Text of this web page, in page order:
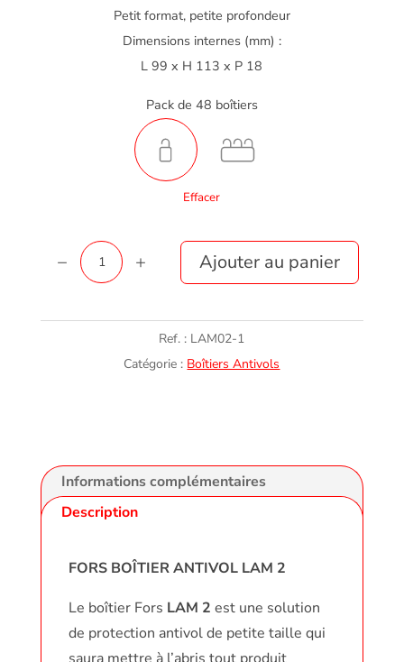
Petit format, petite profondeur
Dimensions internes (mm) :
L 99 x H 113 x P 18
Pack de 48 boîtiers
Effacer
quantité
de
Ajouter au panier
Ref. : LAM02-1
Catégorie : Boîtiers Antivols
Description
Informations complémentaires
FORS BOÎTIER ANTIVOL LAM 2
Le boîtier Fors LAM 2 est une solution
de protection antivol de petite taille qui